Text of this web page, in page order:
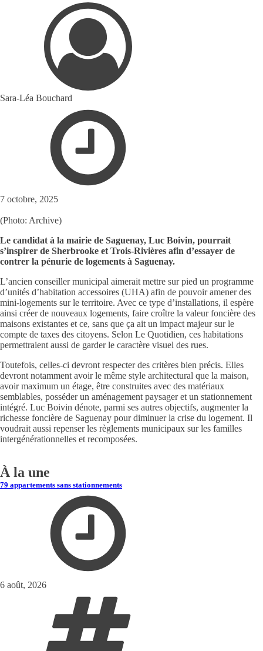
Sara-Léa Bouchard
7 octobre, 2025
(Photo: Archive)
Le candidat à la mairie de Saguenay, Luc Boivin, pourrait
s’inspirer de Sherbrooke et Trois-Rivières afin d’essayer de
contrer la pénurie de logements à Saguenay.
L’ancien conseiller municipal aimerait mettre sur pied un programme
d’unités d’habitation accessoires (UHA) afin de pouvoir amener des
mini-logements sur le territoire. Avec ce type d’installations, il espère
ainsi créer de nouveaux logements, faire croître la valeur foncière des
maisons existantes et ce, sans que ça ait un impact majeur sur le
compte de taxes des citoyens. Selon Le Quotidien, ces habitations
permettraient aussi de garder le caractère visuel des rues.
Toutefois, celles-ci devront respecter des critères bien précis. Elles
devront notamment avoir le même style architectural que la maison,
avoir maximum un étage, être construites avec des matériaux
semblables, posséder un aménagement paysager et un stationnement
intégré. Luc Boivin dénote, parmi ses autres objectifs, augmenter la
richesse foncière de Saguenay pour diminuer la crise du logement. Il
voudrait aussi repenser les règlements municipaux sur les familles
intergénérationnelles et recomposées.
À la une
79 appartements sans stationnements
6 août, 2026